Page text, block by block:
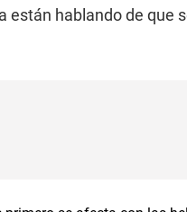
hablando de que